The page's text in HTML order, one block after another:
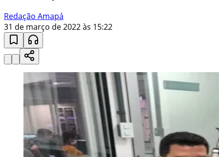
Redação Amapá
31 de março de 2022 às 15:22